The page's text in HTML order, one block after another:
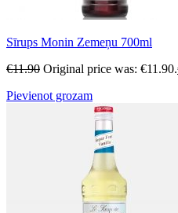
Sīrups Monin Zemeņu 700ml
€11.90 Original price was: €11.90.
Pievienot grozam